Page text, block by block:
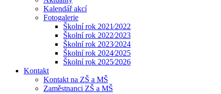
Kalendář akcí
Fotogalerie
Školní rok 2021⁄2022
Školní rok 2022⁄2023
Školní rok 2023⁄2024
Školní rok 2024⁄2025
Školní rok 2025⁄2026
Kontakt
Kontakt na ZŠ a MŠ
Zaměstnanci ZŠ a MŠ